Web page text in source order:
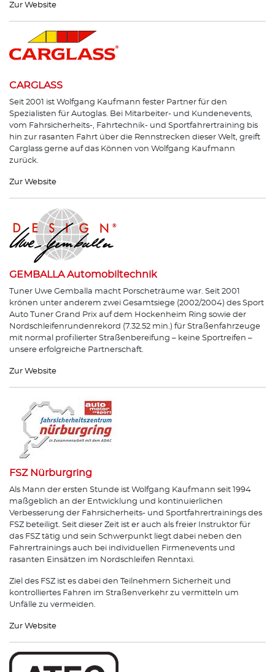
Zur Website
CARGLASS
Seit 2001 ist Wolfgang Kaufmann fester Partner für den
Spezialisten für Autoglas. Bei Mitarbeiter- und Kundenevents,
vom Fahrsicherheits-, Fahrtechnik- und Sportfahrertraining bis
hin zur rasanten Fahrt über die Rennstrecken dieser Welt, greift
Carglass gerne auf das Können von Wolfgang Kaufmann
zurück.
Zur Website
GEMBALLA Automobiltechnik
Tuner Uwe Gemballa macht Porscheträume war. Seit 2001
krönen unter anderem zwei Gesamtsiege (2002/2004) des Sport
Auto Tuner Grand Prix auf dem Hockenheim Ring sowie der
Nordschleifenrundenrekord (7.32.52 min.) für Straßenfahrzeuge
mit normal profilierter Straßenbereifung – keine Sportreifen –
unsere erfolgreiche Partnerschaft.
Zur Website
FSZ Nürburgring
Als Mann der ersten Stunde ist Wolfgang Kaufmann seit 1994
maßgeblich an der Entwicklung und kontinuierlichen
Verbesserung der Fahrsicherheits- und Sportfahrertrainings des
FSZ beteiligt. Seit dieser Zeit ist er auch als freier Instruktor für
das FSZ tätig und sein Schwerpunkt liegt dabei neben den
Fahrertrainings auch bei individuellen Firmenevents und
rasanten Einsätzen im Nordschleifen Renntaxi.
Ziel des FSZ ist es dabei den Teilnehmern Sicherheit und
kontrolliertes Fahren im Straßenverkehr zu vermitteln um
Unfälle zu vermeiden.
Zur Website